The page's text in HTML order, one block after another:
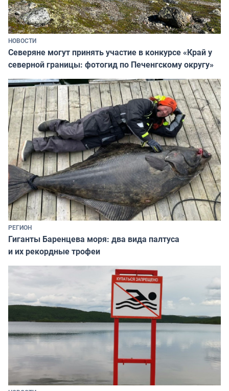
НОВОСТИ
Северяне могут принять участие в конкурсе «Край у
северной границы: фотогид по Печенгскому округу»
РЕГИОН
Гиганты Баренцева моря: два вида палтуса
и их рекордные трофеи